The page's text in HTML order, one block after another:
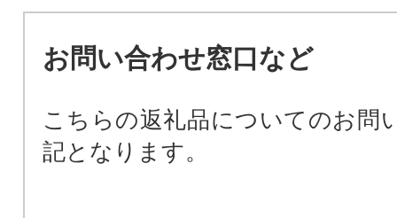
お問い合わせ窓口など
こちらの返礼品についてのお問
記となります。